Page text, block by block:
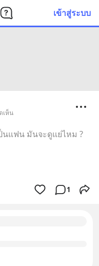
เข้าสู่ระบบ
เห็น
นแฟน มันจะดูแย่ไหม ?
1